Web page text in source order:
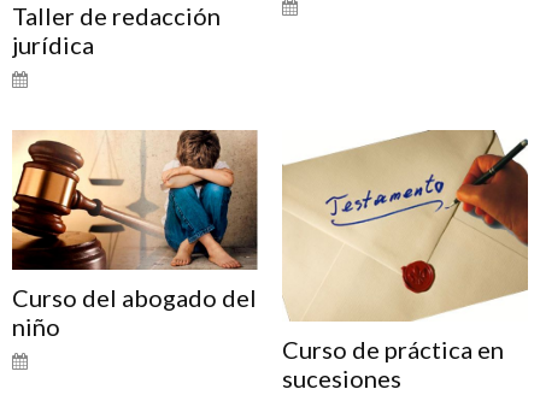
Taller de redacción
jurídica
Curso del abogado del
niño
Curso de práctica en
sucesiones